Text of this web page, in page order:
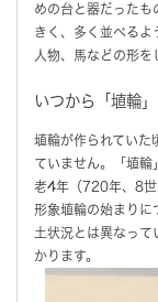
めの台と器だったも
きく、多く並べるよ
人物、馬などの形を
いつから「埴輪
埴輪が作られていた
ていません。「埴輪
老4年（720年、8世
形象埴輪の始まりに
土状況とは異なって
かります。